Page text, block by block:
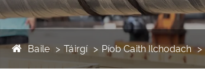
Baile Táirgí Píob Caith Ilchodach